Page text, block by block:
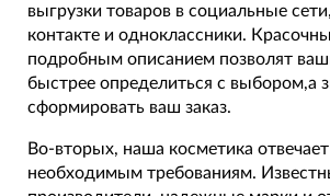
выгрузки товаров в социальные
контакте и одноклассники.
подробным описанием позволят
быстрее определиться с выбором,а
сформировать ваш заказ.
Во-вторых, наша косметика
необходимым требованиям.